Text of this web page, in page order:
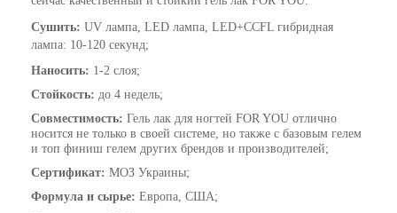
Сушить: UV лампа, LED лампа, LED+CCFL гибридная
лампа: 10-120 секунд;
Наносить: 1-2 слоя;
Стойкость: до 4 недель;
Совместимость: Гель лак для ногтей FOR YOU отлично
носится не только в своей системе, но также с базовым гелем
и топ финиш гелем других брендов и производителей;
Сертификат: МОЗ Украины;
Формула и сырье: Европа, США;